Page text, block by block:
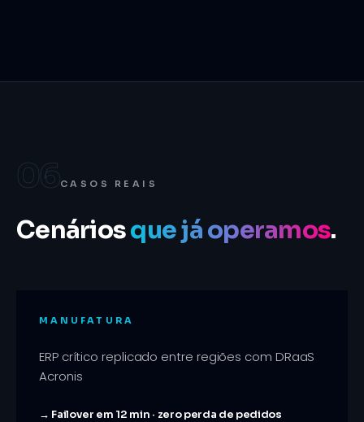
06CASOS REAIS
Cenáriosque já operamos.
MANUFATURA
ERP crítico replicado entre regiões com DRaaS
Acronis
→ Failover em 12 min · zero perda de pedidos